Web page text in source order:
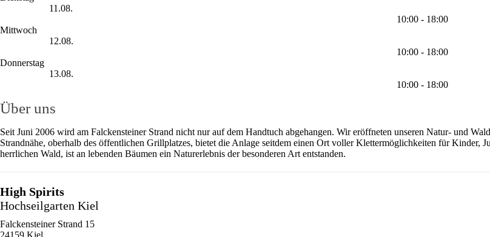
11.08.
10:00 - 18:00
Mittwoch
12.08.
10:00 - 18:00
Donnerstag
13.08.
10:00 - 18:00
Über uns
Seit Juni 2006 wird am Falckensteiner Strand nicht nur auf dem Handtuch abgehangen. Wir eröffneten unseren Natur- und
Strandnähe, oberhalb des öffentlichen Grillplatzes, bietet die Anlage seitdem einen Ort voller Klettermöglichkeiten für Kinder,
herrlichen Wald, ist an lebenden Bäumen ein Naturerlebnis der besonderen Art entstanden.
High Spirits
Hochseilgarten Kiel
Falckensteiner Strand 15
24159 Kiel